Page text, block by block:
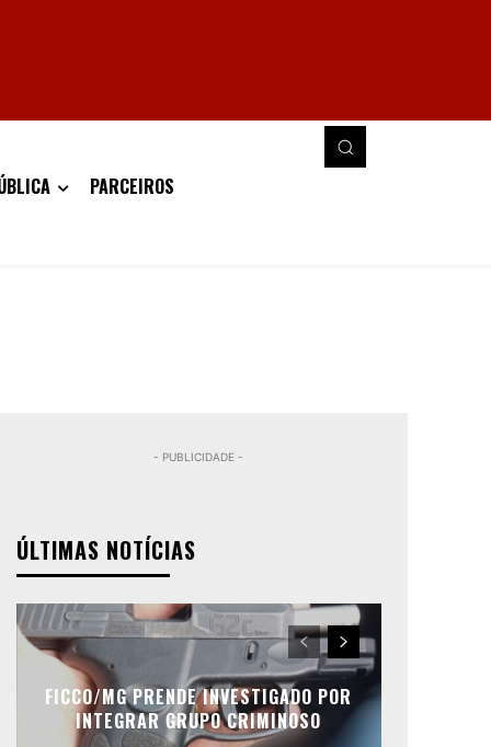
PARCEIROS
- PUBLICIDADE -
ÚLTIMAS NOTÍCIAS
FICCO/MG PRENDE INVESTIGADO POR
INTEGRAR GRUPO CRIMINOSO